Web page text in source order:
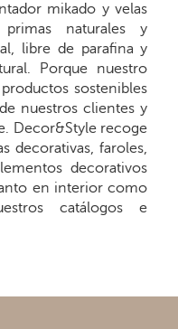
mikado y velas
primas naturales y
libre de parafina y
Porque nuestro
sostenibles
nuestros clientes y
Decor&Style recoge
decorativas, faroles,
decorativos
en interior como
catálogos e